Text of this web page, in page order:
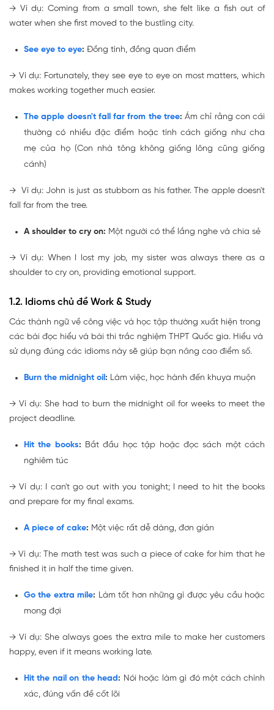
→ Ví dụ: Coming from a small town, she felt like a fish out of
water when she first moved to the bustling city.
See eye to eye: Đồng tình, đồng quan điểm
→ Ví dụ: Fortunately, they see eye to eyeon most matters, which
makes working together much easier.
The apple doesn't fall far from the tree: Ám chỉ rằng con cái
thường có nhiều đặc điểm hoặc tính cách giống như cha
mẹ của họ (Con nhà tông không giống lông cũng giống
cánh)
→ Ví dụ: John is just as stubborn as his father. The apple doesn't
fall far from the tree.
A shoulder to cry on: Một người có thể lắng nghe và chia sẻ
→ Ví dụ: When I lost my job, my sister was always there asa
shoulder to cry on, providing emotional support.
1.2. Idioms chủ đề Work & Study
Các thành ngữ về công việc và học tập thường xuất hiện trong
các bài đọc hiểu và bài thi trắc nghiệm THPT Quốc gia. Hiểu và
sử dụng đúng các idioms này sẽ giúp bạn nâng cao điểm số.
Burn the midnight oil: Làm việc, học hành đến khuya muộn
→ Ví dụ: She had to burn the midnight oil for weeks to meet the
project deadline.
Hit the books: Bắt đầu học tập hoặc đọc sách một cách
nghiêm túc
→Ví dụ: I can't go out with you tonight; I need to hit the books
and prepare for my final exams.
A piece of cake: Một việc rất dễ dàng, đơn giản
→Ví dụ: The math test was sucha piece of cake for him that he
finished it in half the time given.
Go the extra mile: Làm tốt hơn những gì được yêu cầu hoặc
mong đợi
→Ví dụ: She alwaysgoes the extra mileto make her customers
happy, even if it means working late.
Hit the nail on the head: Nói hoặc làm gì đó một cách chính
xác, đúng vấn đề cốt lõi